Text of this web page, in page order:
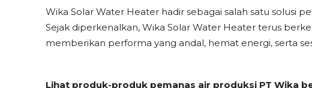
Wika Solar Water Heater hadir sebagai salah satu solusi
Sejak diperkenalkan, Wika Solar Water Heater terus
memberikan performa yang andal, hemat energi, serta
Lihat produk-produk pemanas air produksi PT Wika